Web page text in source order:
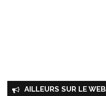
AILLEURS SUR LE WEB